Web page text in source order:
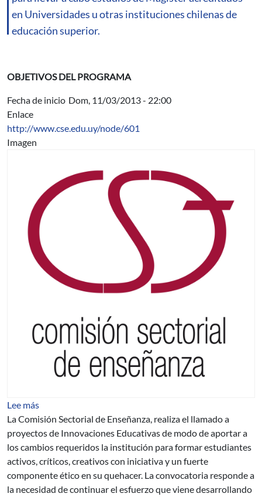
en Universidades u otras instituciones chilenas de
educación superior.
OBJETIVOS DEL PROGRAMA
Fecha de inicio Dom, 11/03/2013 - 22:00
Enlace
http://www.cse.edu.uy/node/601
Imagen
Lee mássobre Llamado a proyectos de mejora de la enseñanza
La Comisión Sectorial de Enseñanza, realiza el llamado a
proyectos de Innovaciones Educativas de modo de aportar a
los cambios requeridos la institución para formar estudiantes
activos, críticos, creativos con iniciativa y un fuerte
componente ético en su quehacer. La convocatoria responde a
la necesidad de continuar el esfuerzo que viene desarrollando